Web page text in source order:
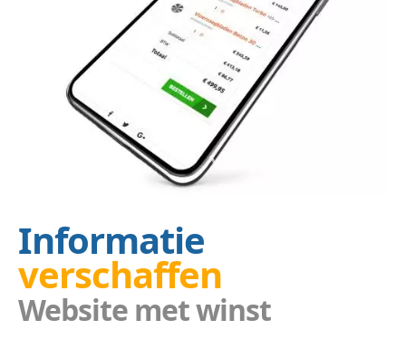
Informatie
verschaffen
Website met winst